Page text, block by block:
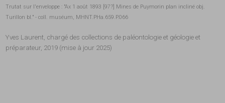
Trutat sur l'enveloppe : "Ax 1 août 1893 [97?] Mines de Puymorin plan incliné obj.
Turillon bl." - coll. muséum, MHNT.PHa.659.P.066
Yves Laurent, chargé des collections de paléontologie et géologie et
préparateur, 2019 (mise à jour 2025)